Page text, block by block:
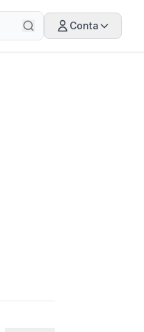
28
ANOS
Conta